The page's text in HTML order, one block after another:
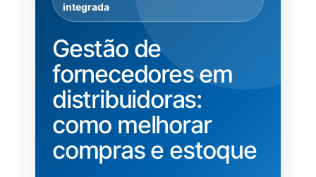
integrada
Gestão de
fornecedores em
distribuidoras:
como melhorar
compras e estoque